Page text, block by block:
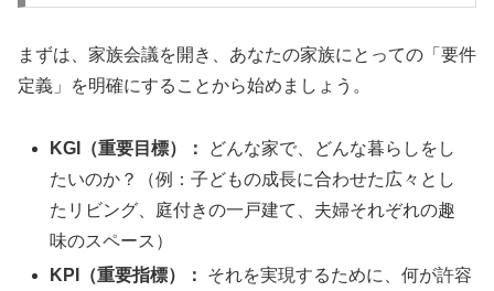
まずは、家族会議を開き、あなたの家族にとっての「要件
定義」を明確にすることから始めましょう。
KGI（重要目標）：
どんな家で、どんな暮らしをし
たいのか？（例：子どもの成長に合わせた広々とし
たリビング、庭付きの一戸建て、夫婦それぞれの趣
味のスペース）
KPI（重要指標）：
それを実現するために、何が許容